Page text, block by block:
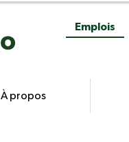
Emplois
À propos